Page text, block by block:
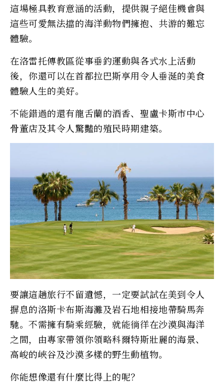
這場極具教育意涵的活動，提供親子絕佳機會與
這些可愛無法擋的海洋動物們擁抱、共游的難忘
體驗。
在洛雷托傳教區從事垂釣運動與各式水上活動
後，你還可以在首都拉巴斯享用令人垂涎的美食
體驗人生的美好。
不能錯過的還有龍舌蘭的酒香、聖盧卡斯市中心
骨董店及其令人驚豔的殖民時期建築。
要讓這趟旅行不留遺憾，一定要試試在美到令人
摒息的洛斯卡布斯海灘及岩石地相接地帶騎馬奔
馳。不需擁有騎乘經驗，就能徜徉在沙漠與海洋
之間，由專家帶領你領略科爾特斯壯麗的海景、
高峻的峽谷及沙漠多樣的野生動植物。
你能想像還有什麼比得上的呢？